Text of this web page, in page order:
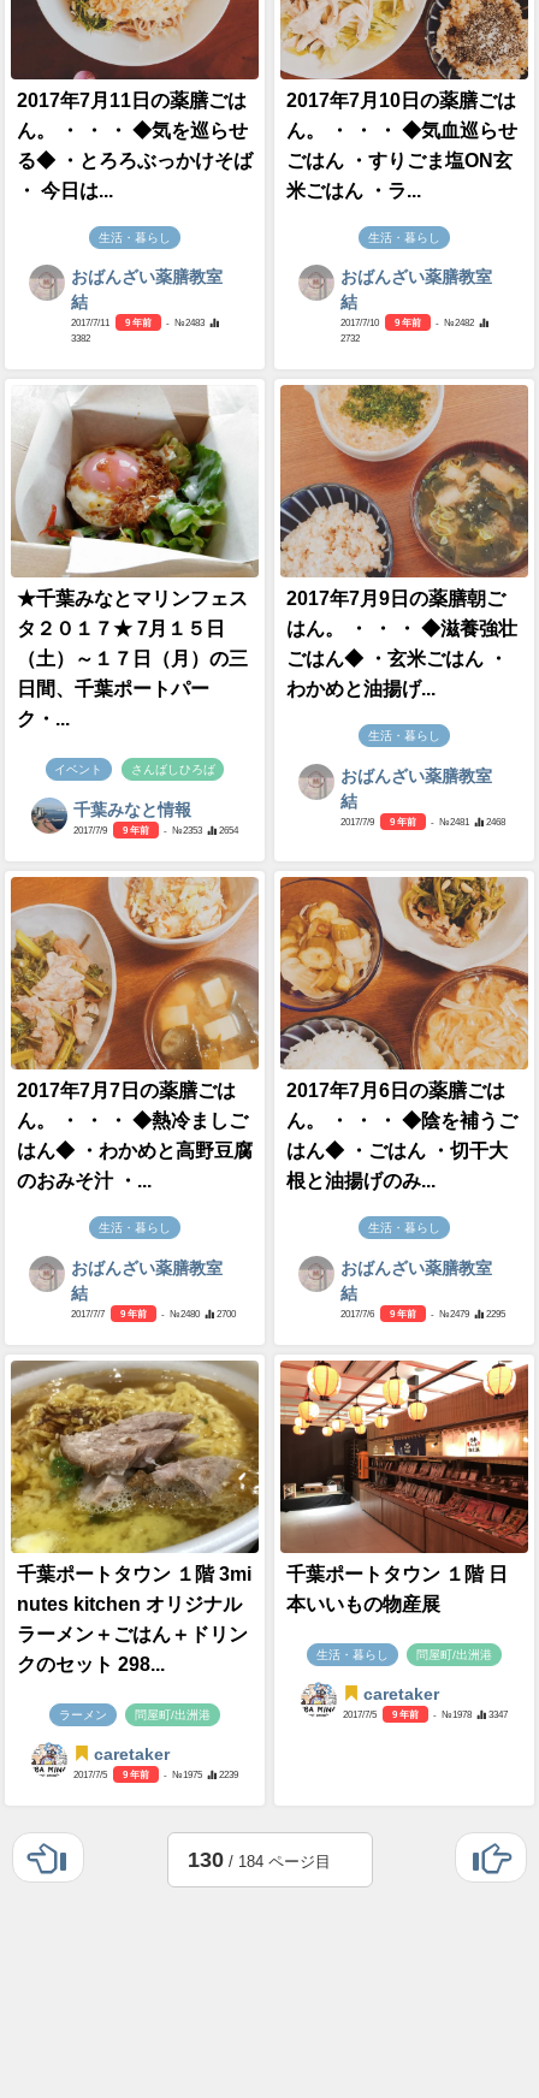
2017年7月11日の薬膳ごは
ん。 ・ ・ ・ ◆気を巡らせ
る◆ ・とろろぶっかけそば
・ 今日は...
生活・暮らし
おばんざい薬膳教室
結
2017/7/11 9 年前
- №2483
3382
2017年7月10日の薬膳ごは
ん。 ・ ・ ・ ◆気血巡らせ
ごはん ・すりごま塩ON玄
米ごはん ・ラ...
生活・暮らし
おばんざい薬膳教室
結
2017/7/10 9 年前
- №2482
2732
★千葉みなとマリンフェス
タ２０１７★ 7月１５日
（土）～１７日（月）の三
日間、千葉ポートパー
ク・...
イベント さんばしひろば
千葉みなと情報
2017/7/9 9 年前 - №2353 2654
2017年7月9日の薬膳朝ご
はん。 ・ ・ ・ ◆滋養強壮
ごはん◆ ・玄米ごはん ・
わかめと油揚げ...
生活・暮らし
おばんざい薬膳教室
結
2017/7/9 9 年前 - №2481 2468
2017年7月7日の薬膳ごは
ん。 ・ ・ ・ ◆熱冷ましご
はん◆ ・わかめと高野豆腐
のおみそ汁 ・...
生活・暮らし
おばんざい薬膳教室
結
2017/7/7 9 年前 - №2480 2700
2017年7月6日の薬膳ごは
ん。 ・ ・ ・ ◆陰を補うご
はん◆ ・ごはん ・切干大
根と油揚げのみ...
生活・暮らし
おばんざい薬膳教室
結
2017/7/6 9 年前 - №2479 2295
千葉ポートタウン １階 3mi
nutes kitchen オリジナル
ラーメン＋ごはん＋ドリン
クのセット 298...
ラーメン 問屋町/出洲港
caretaker
2017/7/5 9 年前 - №1975 2239
千葉ポートタウン １階 日
本いいもの物産展
生活・暮らし 問屋町/出洲港
caretaker
2017/7/5 9 年前 - №1978 3347
130/ 184 ページ目